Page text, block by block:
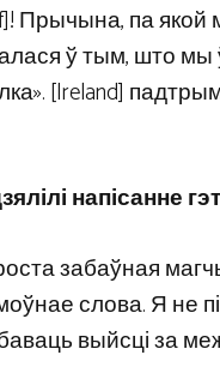
Прычына, па
ў тым, што мы
[Ireland]
напісанне
забаўная
слова. Я
выйсці за